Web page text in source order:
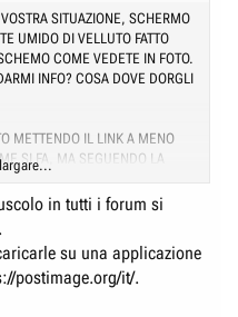
SITUAZIONE, SCHERMO
UMIDO DI VELLUTO FATTO
COME VEDETE IN FOTO.
INFO? COSA DOVE DORGLI
METTENDO IL LINK A MENO
SI FA, MA SEGUENDO LA
in tutti i forum si
su una applicazione
postimage.org/it/.